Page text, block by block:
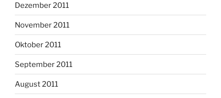
Dezember 2011
November 2011
Oktober 2011
September 2011
August 2011